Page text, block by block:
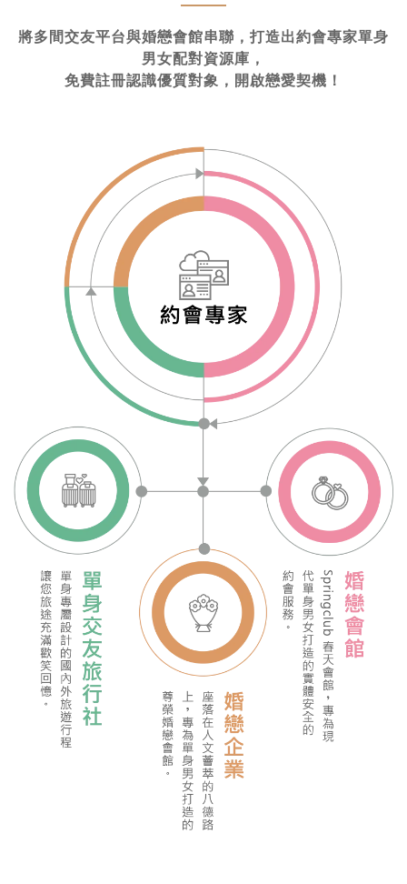
將多間交友平台與婚戀會館串聯，打造出約會專家單身
男女配對資源庫，
免費註冊認識優質對象，開啟戀愛契機！